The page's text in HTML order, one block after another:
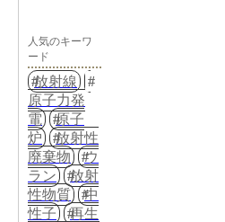
人気のキーワ
ード
放射線
原子力発
電
原子
炉
放射性
廃棄物
ウ
ラン
放射
性物質
中
性子
再生